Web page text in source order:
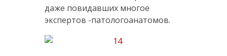
даже повидавших многое
экспертов -патологоанатомов.